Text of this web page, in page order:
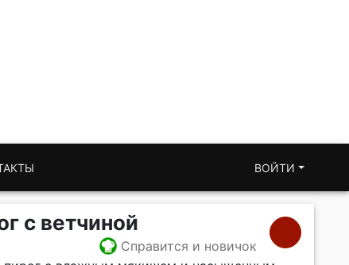
ВОЙТИ
с ветчиной
Справится и новичок